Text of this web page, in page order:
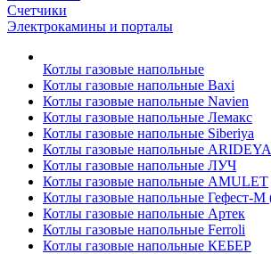
Счетчики
Электрокамины и порталы
Котлы газовые напольные
Котлы газовые напольные Baxi
Котлы газовые напольные Navien
Котлы газовые напольные Лемакс
Котлы газовые напольные Siberiya
Котлы газовые напольные ARIDEYA
Котлы газовые напольные ЛУЧ
Котлы газовые напольные AMULET
Котлы газовые напольные Гефест-
Котлы газовые напольные Артек
Котлы газовые напольные Ferroli
Котлы газовые напольные КЕБЕР